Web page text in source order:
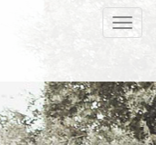
Toggle